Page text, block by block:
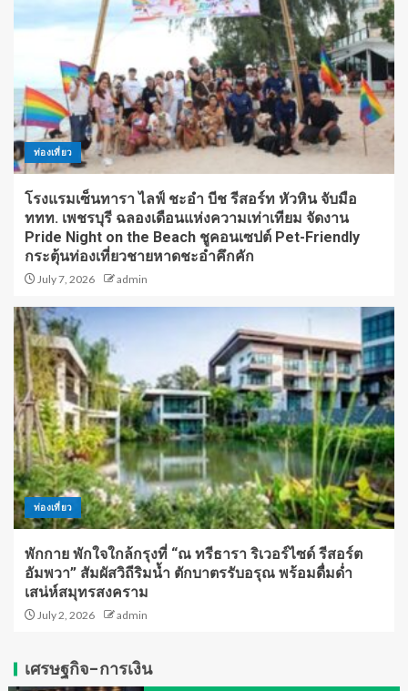
ท่องเที่ยว
โรงแรมเซ็นทารา ไลฟ์ ชะอำ บีช รีสอร์ท หัวหิน จับมือ
ททท. เพชรบุรี ฉลองเดือนแห่งความเท่าเทียม จัดงาน
Pride Night on the Beach ชูคอนเซปต์ Pet-Friendly
กระตุ้นท่องเที่ยวชายหาดชะอำคึกคัก
July 7, 2026 admin
ท่องเที่ยว
พักกาย พักใจใกล้กรุงที่ “ณ ทรีธารา ริเวอร์ไซด์ รีสอร์ต
อัมพวา” สัมผัสวิถีริมน้ำ ตักบาตรรับอรุณ พร้อมดื่มด่ำ
เสน่ห์สมุทรสงคราม
July 2, 2026 admin
เศรษฐกิจ-การเงิน